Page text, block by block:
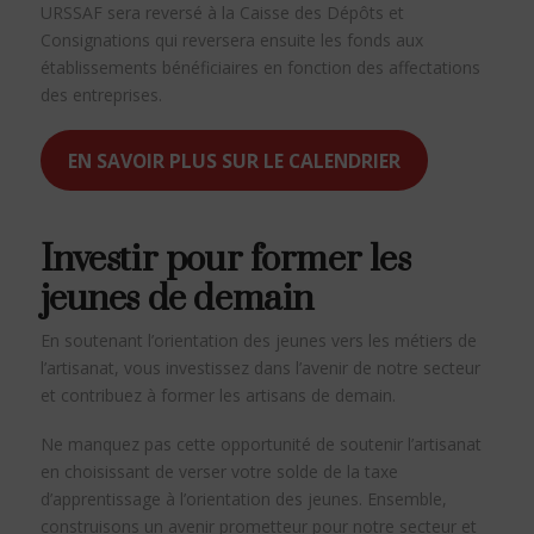
URSSAF sera reversé à la Caisse des Dépôts et
Consignations qui reversera ensuite les fonds aux
établissements bénéficiaires en fonction des affectations
des entreprises.
EN SAVOIR PLUS SUR LE CALENDRIER
Investir pour former les
jeunes de demain
En soutenant l’orientation des jeunes vers les métiers de
l’artisanat, vous investissez dans l’avenir de notre secteur
et contribuez à former les artisans de demain.
Ne manquez pas cette opportunité de soutenir l’artisanat
en choisissant de verser votre solde de la taxe
d’apprentissage à l’orientation des jeunes. Ensemble,
construisons un avenir prometteur pour notre secteur et